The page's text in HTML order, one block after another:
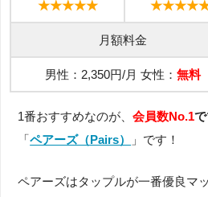
★★★★★
月額料金
男性：2,350円/月 女性：無料
1番おすすめなのが、会員数No.1
「ペアーズ（Pairs） 」です！
ペアーズはタップルが一番優良マ